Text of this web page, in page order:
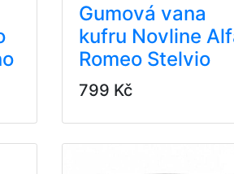
Gumová vana
kufru Novline
Romeo Stelvio
799 Kč